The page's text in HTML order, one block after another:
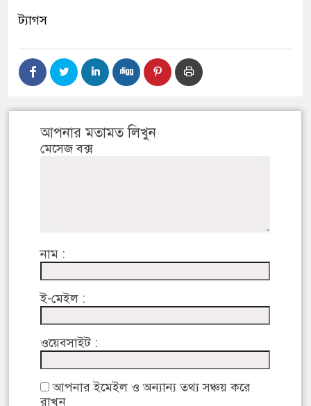
ট্যাগস
আপনার মতামত লিখুন
মেসেজ বক্স
নাম :
ই-মেইল :
ওয়েবসাইট :
আপনার ইমেইল ও অন্যান্য তথ্য সঞ্চয় করে
রাখুন